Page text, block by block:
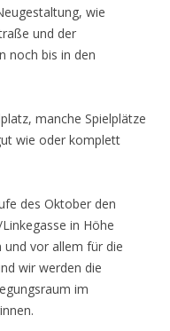
wie
und der
noch bis in den
manche Spielplätze
wie oder komplett
des Oktober den
in Höhe
und vor allem für die
wir werden die
im